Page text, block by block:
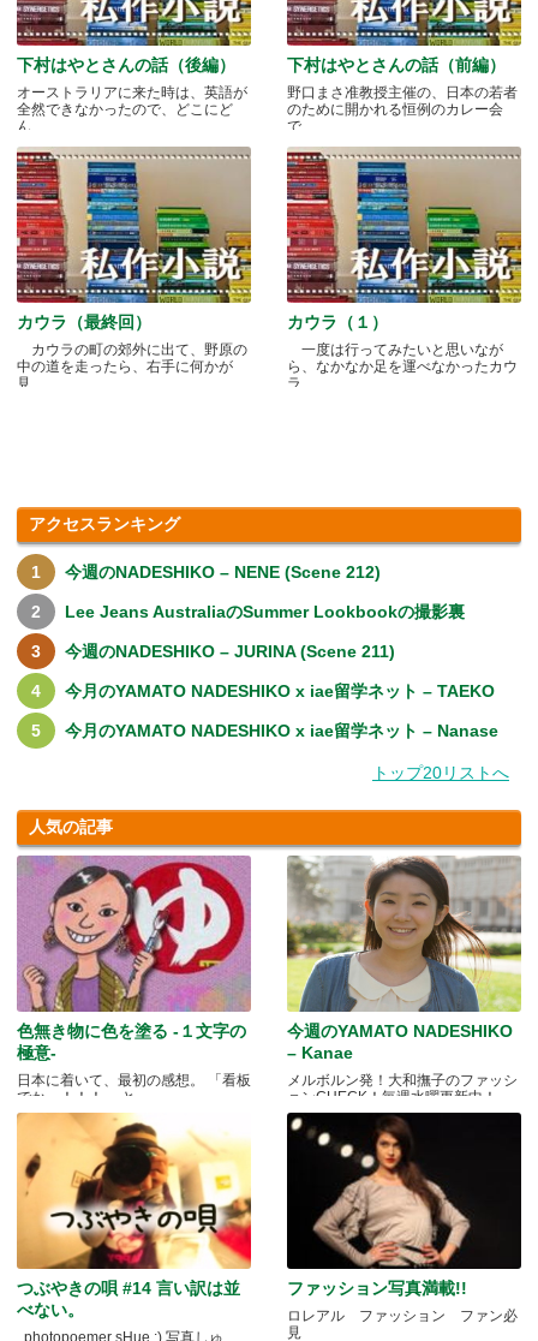
下村はやとさんの話（後編）
オーストラリアに来た時は、英語が
全然できなかったので、どこにど
ん.....
下村はやとさんの話（前編）
野口まさ准教授主催の、日本の若者
のために開かれる恒例のカレー会
で.....
カウラ（最終回）
カウラの町の郊外に出て、野原の
中の道を走ったら、右手に何かが
見.....
カウラ（１）
一度は行ってみたいと思いなが
ら、なかなか足を運べなかったカウ
ラ.....
アクセスランキング
今週のNADESHIKO – NENE (Scene 212)
Lee Jeans AustraliaのSummer Lookbookの撮影裏
今週のNADESHIKO – JURINA (Scene 211)
今月のYAMATO NADESHIKO x iae留学ネット – TAEKO
今月のYAMATO NADESHIKO x iae留学ネット – Nanase
トップ20リストへ
人気の記事
色無き物に色を塗る -１文字の
極意-
日本に着いて、最初の感想。 「看板
でかっ！！！」 と.....
今週のYAMATO NADESHIKO
– Kanae
メルボルン発！大和撫子のファッシ
ョンCHECK！毎週水曜更新中！
つぶやきの唄 #14 言い訳は並
べない。
photopoemer sHue :) 写真しゅ
ファッション写真満載!!
ロレアル ファッション ファン必
見